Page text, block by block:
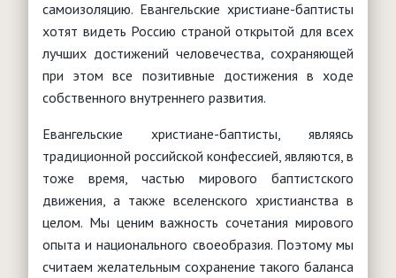
самоизоляцию. Евангельские христиане-баптисты
хотят видеть Россию страной открытой для всех
лучших достижений человечества, сохраняющей
при этом все позитивные достижения в ходе
собственного внутреннего развития.
Евангельские христиане-баптисты, являясь
традиционной российской конфессией, являются, в
тоже время, частью мирового баптистского
движения, а также вселенского христианства в
целом. Мы ценим важность сочетания мирового
опыта и национального своеобразия. Поэтому мы
считаем желательным сохранение такого баланса